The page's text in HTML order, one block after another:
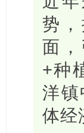
势
面
+种
洋
体经